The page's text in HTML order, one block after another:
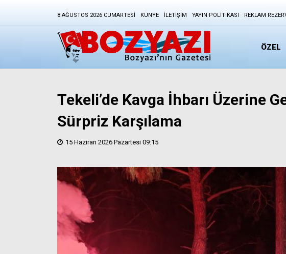
8 AĞUSTOS 2026 CUMARTESI KÜNYE İLETIŞIM YAYIN POLITIKASI REKLAM
ÖZEL
Tekeli’de Kavga İhbarı Üzerine
Sürpriz Karşılama
15 Haziran 2026 Pazartesi 09:15